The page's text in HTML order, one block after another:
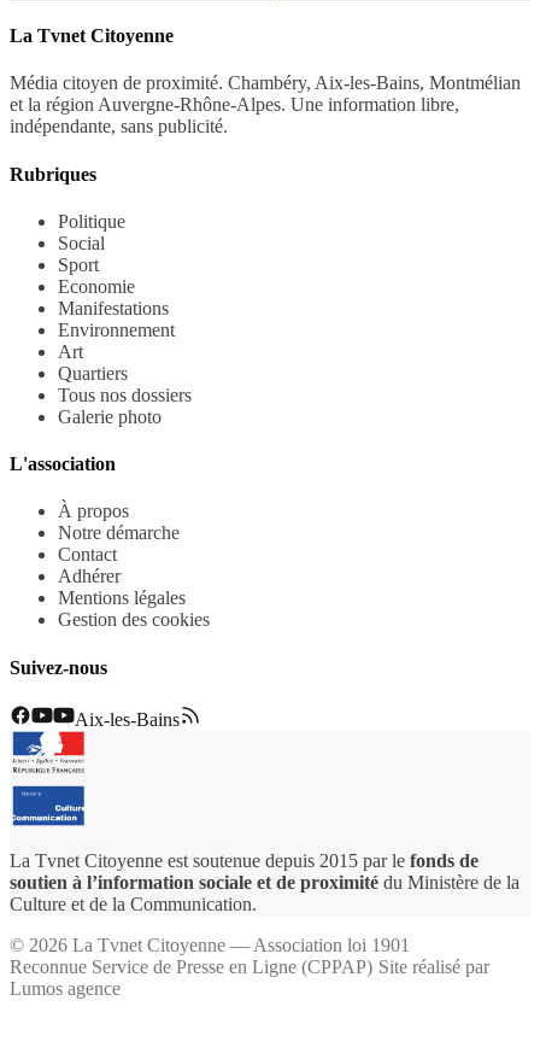
La Tvnet Citoyenne
Média citoyen de proximité. Chambéry, Aix-les-Bains, Montmélian
et la région Auvergne-Rhône-Alpes. Une information libre,
indépendante, sans publicité.
Rubriques
Politique
Social
Sport
Economie
Manifestations
Environnement
Art
Quartiers
Tous nos dossiers
Galerie photo
L'association
À propos
Notre démarche
Contact
Adhérer
Mentions légales
Gestion des cookies
Suivez-nous
Aix-les-Bains
La Tvnet Citoyenne est soutenue depuis 2015 par le fonds de
soutien à l’information sociale et de proximité du Ministère de la
Culture et de la Communication.
© 2026 La Tvnet Citoyenne — Association loi 1901
Reconnue Service de Presse en Ligne (CPPAP)·Site réalisé par
Lumos agence